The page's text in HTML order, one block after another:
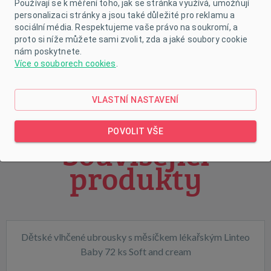
třpytivými kamínky. Čepička je ušitá z prodyšného
materiálu, proto je vhodná pro jarní i podzimní dny.
Složení: 100% bavlna. Materiál je pružný. Obvod
Související
produkty
Dětské vlhčené ubrousky s měsíčkem lékařským Linteo
Baby 72 ks Soft and cream
Používají se k měření toho, jak se stránka využívá, umožňují
personalizaci stránky a jsou také důležité pro reklamu a
sociální média. Respektujeme vaše právo na soukromí, a
proto si níže můžete sami zvolit, zda a jaké soubory cookie
nám poskytnete.
Více o souborech cookies
VLASTNÍ NASTAVENÍ
POVOLIT VŠE